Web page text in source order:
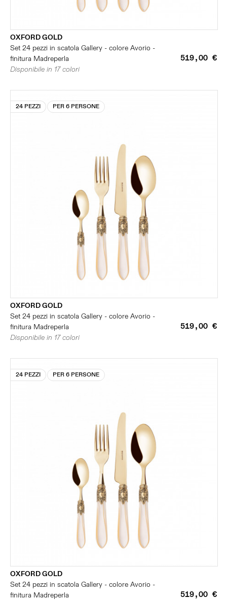
OXFORD GOLD
Set 24 pezzi in scatola Gallery - colore Avorio -
finitura Madreperla
519,00 €
Disponibile in 17 colori
24 PEZZI PER 6 PERSONE
OXFORD GOLD
Set 24 pezzi in scatola Gallery - colore Avorio -
finitura Madreperla
519,00 €
Disponibile in 17 colori
24 PEZZI PER 6 PERSONE
OXFORD GOLD
Set 24 pezzi in scatola Gallery - colore Avorio -
finitura Madreperla
519,00 €